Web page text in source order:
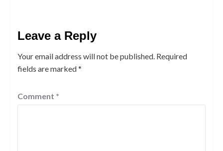
Leave a Reply
Your email address will not be published. Required
fields are marked*
Comment *